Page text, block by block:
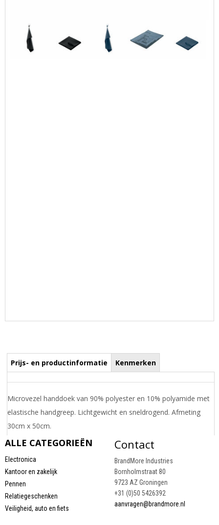
Prijs- en productinformatie Kenmerken
Microvezel handdoek van 90% polyester en 10% polyamide met
elastische handgreep. Lichtgewicht en sneldrogend. Afmeting
30cm x 50cm.
Draai uw mobiel voor de Prijs informatie
Contact
BrandMore Industries
Bornholmstraat 80
9723 AZ Groningen
+31 (0)50 5426392
aanvragen@brandmore.nl
ALLE CATEGORIEËN
Electronica
Kantoor en zakelijk
Pennen
Relatiegeschenken
Veiligheid, auto en fiets